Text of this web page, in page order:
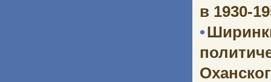
в 1930-
•